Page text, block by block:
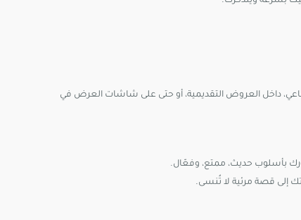
داخل العروض التقديمية، أو حتى على شاشات العرض في
بأسلوب حديث، ممتع، وفعّال.
إلى قصة مرئية لا تُنسى.